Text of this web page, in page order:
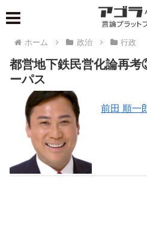
ホーム 政治 行政
都営地下鉄民営化論再
ーパス
前田 順一